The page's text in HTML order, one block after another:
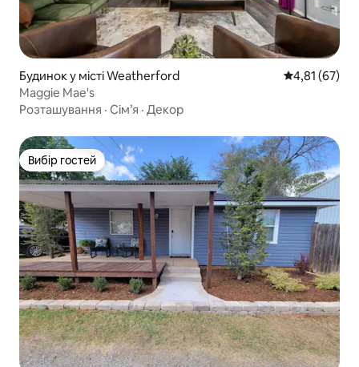
Будинок у місті Weatherford Середня
4,81 (67)
Maggie Mae's
Розташування · Сім’я · Декор
Вибір гостей
Вибір гостей